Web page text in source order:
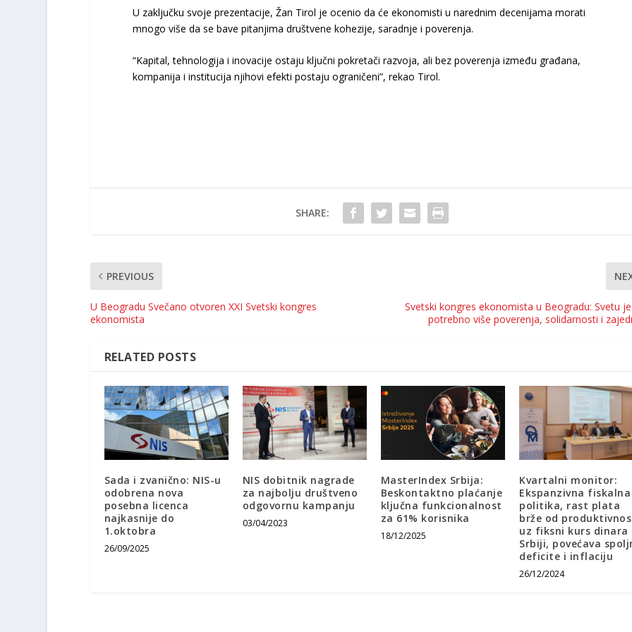
U zaključku svoje prezentacije, Žan Tirol je ocenio da će ekonomisti u narednim decenijama morati
mnogo više da se bave pitanjima društvene kohezije, saradnje i poverenja.
“Kapital, tehnologija i inovacije ostaju ključni pokretači razvoja, ali bez poverenja između građana,
kompanija i institucija njihovi efekti postaju ograničeni”, rekao Tirol.
SHARE:
PREVIOUS
U Beogradu Svečano otvoren XXI Svetski kongres
ekonomista
Svetski kongres ekonomista u Beogradu: Svetu
potrebno više poverenja, solidarnosti i
RELATED POSTS
Sada i zvanično: NIS-u
odobrena nova
posebna licenca
najkasnije do
1.oktobra
26/09/2025
NIS dobitnik nagrade
za najbolju društveno
odgovornu kampanju
03/04/2023
MasterIndex Srbija:
Beskontaktno plaćanje
ključna funkcionalnost
za 61% korisnika
18/12/2025
Kvartalni monitor:
Ekspanzivna fiskalna
politika, rast plata
brže od
uz fiksni kurs dinara
Srbiji, povećava
deficite i inflaciju
26/12/2024